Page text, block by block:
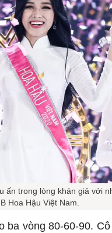
ấn trong lòng khán giả với
Hoa Hậu Việt Nam.
ba vòng 80-60-90.